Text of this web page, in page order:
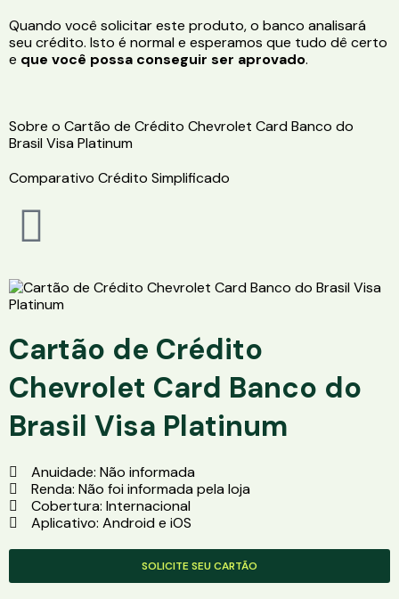
Quando você solicitar este produto, o banco analisará
seu crédito. Isto é normal e esperamos que tudo dê certo
e que você possa conseguir ser aprovado.
Sobre o Cartão de Crédito Chevrolet Card Banco do
Brasil Visa Platinum
Comparativo Crédito Simplificado
Cartão de Crédito
Chevrolet Card Banco do
Brasil Visa Platinum
Anuidade: Não informada
Renda: Não foi informada pela loja
Cobertura: Internacional
Aplicativo: Android e iOS
SOLICITE SEU CARTÃO